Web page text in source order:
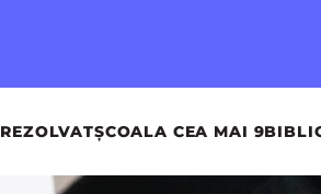
REZOLVATȘCOALA CEA MAI 9